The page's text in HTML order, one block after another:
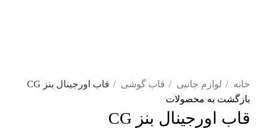
خانه
لوازم جانبی قاب گوشی
قاب اورجینال بنز CG
بازگشت به محصولات
قاب اورجینال بنز CG